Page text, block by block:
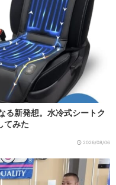
る新発想。水冷式シートク
てみた
2026/08/06